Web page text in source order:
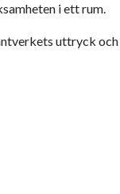
i ett rum.
uttryck